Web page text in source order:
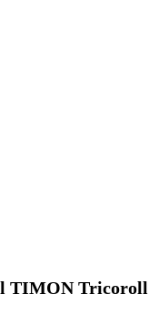
TIMON